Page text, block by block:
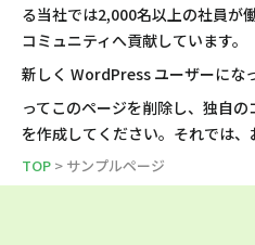
る当社では2,000名以上の社員が
コミュニティへ貢献しています。
新しく WordPress ユーザーにな
ってこのページを削除し、独自
を作成してください。それでは
TOP > サンプルページ